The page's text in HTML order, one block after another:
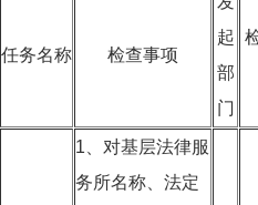
任务名称 检查事项
起
部
门
1、对基层法律服
务所名称、法定